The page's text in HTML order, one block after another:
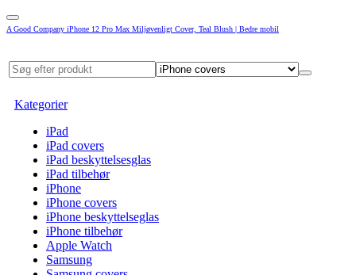
A Good Company iPhone 12 Pro Max Miljøvenligt Cover, Teal Blush | Bedre mobil
Kategorier
iPad
iPad covers
iPad beskyttelsesglas
iPad tilbehør
iPhone
iPhone covers
iPhone beskyttelseglas
iPhone tilbehør
Apple Watch
Samsung